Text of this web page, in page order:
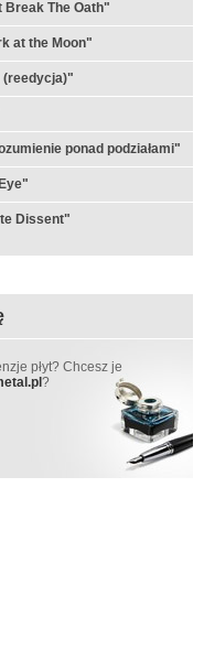
Break The Oath"
at the Moon"
(reedycja)"
ponad podziałami"
Dissent"
płyt? Chcesz je
?